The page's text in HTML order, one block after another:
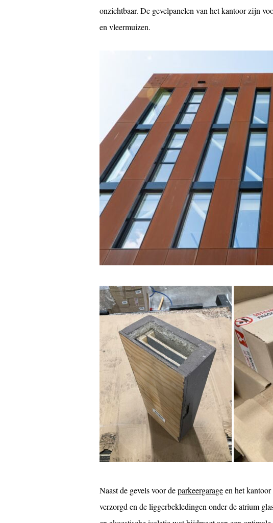
onzichtbaar. De gevelpanelen van het kantoor zijn
en vleermuizen.
Naast de gevels voor deparkeergarageen het
verzorgd en de liggerbekledingen onder de atrium